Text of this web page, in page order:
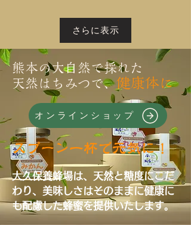
さらに表示
熊本の大自然で採れた
天然はちみつで、健康体に
オンラインショップ
スプーン一杯で元気に！
大久保養蜂場は、天然と糖度にこだ
わり、美味しさはそのままに健康に
も配慮した蜂蜜を提供いたします。